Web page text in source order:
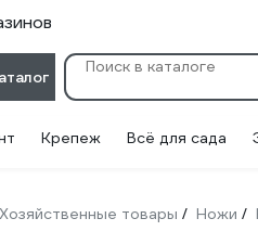
Крепеж Всё для сада
Хозяйственные товары / Ножи /